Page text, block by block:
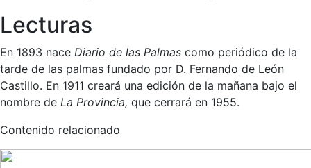
Lecturas
En 1893 nace Diario de las Palmas como periódico de la
tarde de las palmas fundado por D. Fernando de León
Castillo. En 1911 creará una edición de la mañana bajo el
nombre de La Provincia, que cerrará en 1955.
Contenido relacionado